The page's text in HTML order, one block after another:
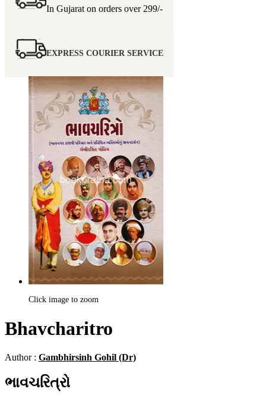
In Gujarat on orders over 299/-
EXPRESS COURIER SERVICE
Click image to zoom
Bhavcharitro
Author : Gambhirsinh Gohil (Dr)
ભાવચરિત્રો